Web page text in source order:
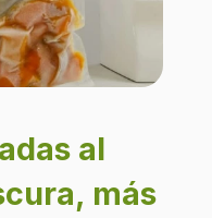
al
más